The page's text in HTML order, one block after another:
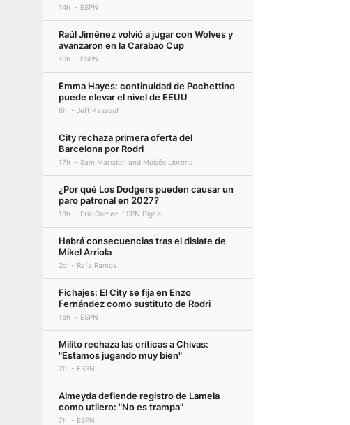
14h ESPN
Raúl Jiménez volvió a jugar con Wolves y
avanzaron en la Carabao Cup
10h ESPN
Emma Hayes: continuidad de Pochettino
puede elevar el nivel de EEUU
6h Jeff Kassouf
City rechaza primera oferta del
Barcelona por Rodri
17h Sam Marsden and Moisés Llorens
¿Por qué Los Dodgers pueden causar un
paro patronal en 2027?
18h Eric Gómez, ESPN Digital
Habrá consecuencias tras el dislate de
Mikel Arriola
2d Rafa Ramos
Fichajes: El City se fija en Enzo
Fernández como sustituto de Rodri
16h ESPN
Milito rechaza las críticas a Chivas:
"Estamos jugando muy bien"
7h ESPN
Almeyda defiende registro de Lamela
como utilero: "No es trampa"
7h ESPN